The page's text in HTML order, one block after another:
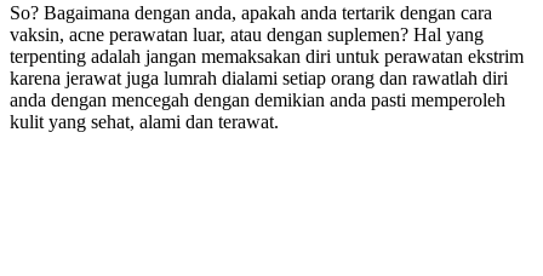
So? Bagaimana dengan anda, apakah anda tertarik dengan cara
vaksin, acne perawatan luar, atau dengan suplemen? Hal yang
terpenting adalah jangan memaksakan diri untuk perawatan ekstrim
karena jerawat juga lumrah dialami setiap orang dan rawatlah diri
anda dengan mencegah dengan demikian anda pasti memperoleh
kulit yang sehat, alami dan terawat.